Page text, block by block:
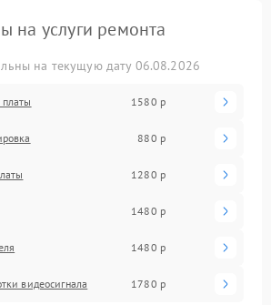
на услуги ремонта
на текущую дату 06.08.2026
1580 р
880 р
1280 р
1480 р
1480 р
видеосигнала 1780 р